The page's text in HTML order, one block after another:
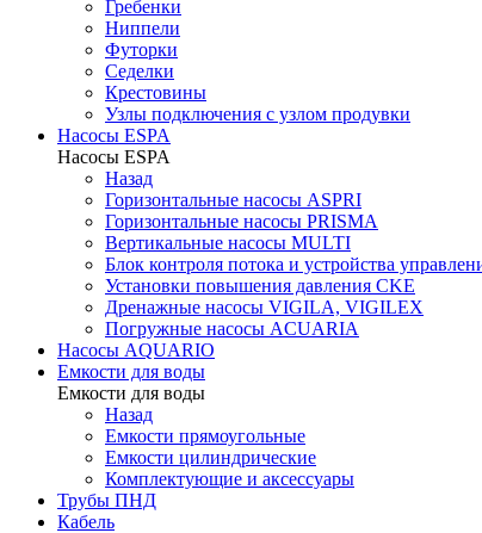
Гребенки
Ниппели
Футорки
Седелки
Крестовины
Узлы подключения с узлом продувки
Насосы ESPA
Насосы ESPA
Назад
Горизонтальные насосы ASPRI
Горизонтальные насосы PRISMA
Вертикальные насосы MULTI
Блок контроля потока и устройства
Установки повышения давления CKE
Дренажные насосы VIGILA, VIGILEX
Погружные насосы ACUARIA
Насосы AQUARIO
Емкости для воды
Емкости для воды
Назад
Емкости прямоугольные
Емкости цилиндрические
Комплектующие и аксессуары
Трубы ПНД
Кабель